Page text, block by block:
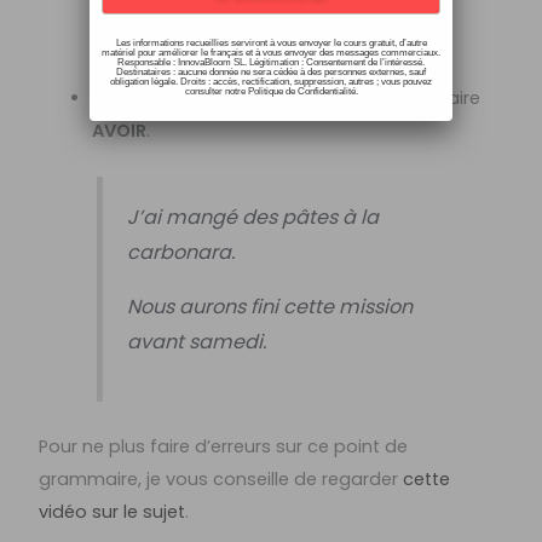
autres verbes, on emploie l’auxiliaire
AVOIR.
J’ai mangé des pâtes à la
carbonara.
Nous aurons fini cette mission
avant samedi.
Pour ne plus faire d’erreurs sur ce point de
grammaire, je vous conseille de regarder cette
vidéo sur le sujet.
Les informations recueillies serviront à vous envoyer le cours gratuit, d’autre
matériel pour améliorer le français et à vous envoyer des messages commerciaux.
Responsable : InnovaBloom SL. Légitimation : Consentement de l’intéressé.
Destinataires : aucune donnée ne sera cédée à des personnes externes, sauf
obligation légale. Droits : accès, rectification, suppression, autres ; vous pouvez
consulter notre Politique de Confidentialité.